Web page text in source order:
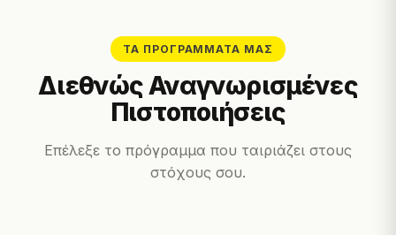
ΤΑ ΠΡΟΓΡΆΜΜΑΤΆ ΜΑΣ
Διεθνώς Αναγνωρισμένες
Πιστοποιήσεις
Επέλεξε το πρόγραμμα που ταιριάζει στους
στόχους σου.